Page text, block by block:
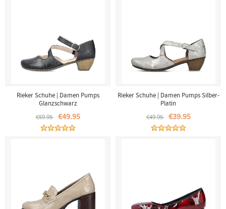
Rieker Schuhe | Damen Pumps
Glanzschwarz
€59.95 €49.95
Rieker Schuhe | Damen Pumps Silber-
Platin
€49.95 €39.95